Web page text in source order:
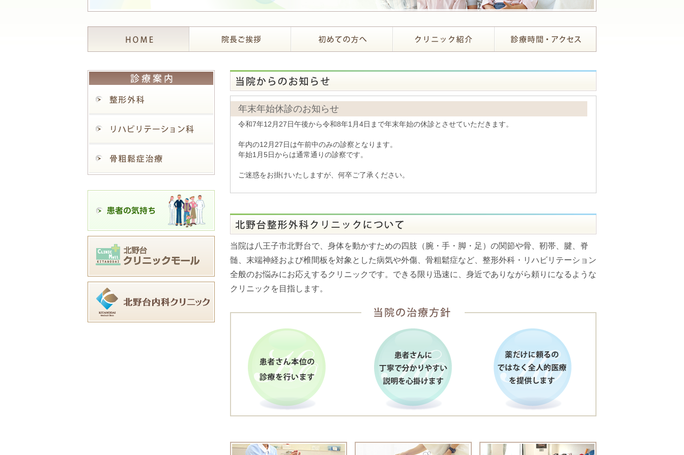
年末年始休診のお知らせ
令和7年12月27日午後から令和8年1月4日まで年末年始の休診とさせていただきます。
年内の12月27日は午前中のみの診察となります。
年始1月5日からは通常通りの診察です。
ご迷惑をお掛けいたしますが、何卒ご了承ください。
令和7年8月17日（日）～令和7年8月24日（日）まで夏季の休診とさせていただきます。
ご迷惑をお掛けいたしますが、何卒ご了承ください。
臨時休診のお知らせ
令和７年７月１２日（土）は臨時休診となります。
ご迷惑をおかけしますが、よろしくお願いいたします。
令和6年12月28日午後から令和7年1月3日まで年末年始の休診とさせていただきます。
年内の12月28日および年始1月4日は午前中のみの診察となります。
よろしくお願いいたします。
夏季休診のお知らせ
令和6年8月17日（土）～令和6年8月24日（土）まで夏季の休診とさせていただきます。
ご迷惑をお掛けいたしますが、何卒ご了承ください。
年末年始休診のお知らせ
当院は八王子市北野台で、身体を動かすための四肢（腕・手・脚・足）の関節や骨、靭帯、腱、脊
髄、末端神経および椎間板を対象とした病気や外傷、骨粗鬆症など、整形外科・リハビリテーション
全般のお悩みにお応えするクリニックです。できる限り迅速に、身近でありながら頼りになるような
クリニックを目指します。